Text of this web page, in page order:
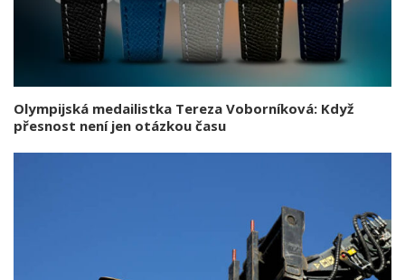
Olympijská medailistka Tereza Voborníková: Když
přesnost není jen otázkou času